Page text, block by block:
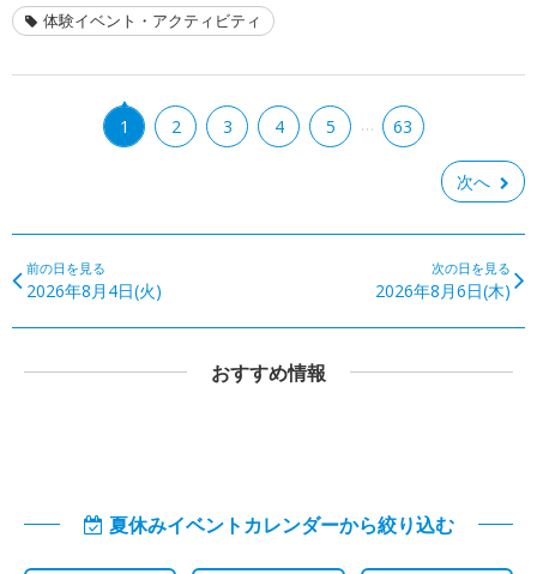
体験イベント・アクティビティ
1 2 3 4 5 … 63
次へ
前の日を見る
2026年8月4日(火)
次の日を見る
2026年8月6日(木)
おすすめ情報
夏休みイベントカレンダーから絞り込む